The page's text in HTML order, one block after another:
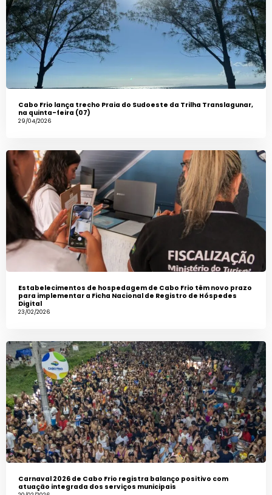
Cabo Frio lança trecho Praia do Sudoeste da Trilha Translagunar,
na quinta-feira (07)
29/04/2026
Estabelecimentos de hospedagem de Cabo Frio têm novo prazo
para implementar a Ficha Nacional de Registro de Hóspedes
Digital
23/02/2026
Carnaval 2026 de Cabo Frio registra balanço positivo com
atuação integrada dos serviços municipais